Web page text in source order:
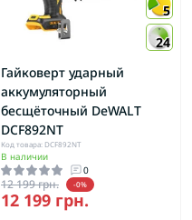
5
24
Гайковерт ударный
аккумуляторный
бесщёточный DeWALT
DCF892NT
Код товара: DCF892NT
В наличии
0
12 199 грн. -0%
12 199 грн.